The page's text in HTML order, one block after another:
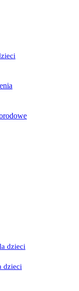
dzieci
dzieci